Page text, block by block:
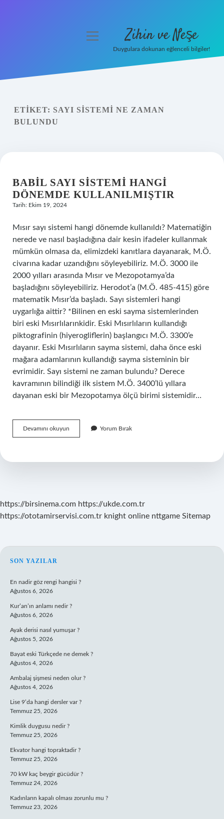
Yasal Uyarı
menüyü
Zihin ve Neşe
Duygulara dokunan eğlenceli bilgiler!
ETIKET: SAYI SISTEMI NE ZAMAN
BULUNDU
BABIL SAYI SISTEMI HANGI
DÖNEMDE KULLANILMIŞTIR
Tarih: Ekim 19, 2024
Mısır sayı sistemi hangi dönemde kullanıldı? Matematiğin
nerede ve nasıl başladığına dair kesin ifadeler kullanmak
mümkün olmasa da, elimizdeki kanıtlara dayanarak, M.Ö.
civarına kadar uzandığını söyleyebiliriz. M.Ö. 3000 ile
2000 yılları arasında Mısır ve Mezopotamya’da
başladığını söyleyebiliriz. Herodot’a (M.Ö. 485-415) göre
matematik Mısır’da başladı. Sayı sistemleri hangi
uygarlığa aittir? *Bilinen en eski sayma sistemlerinden
biri eski Mısırlılarınkidir. Eski Mısırlıların kullandığı
piktografinin (hiyerogliflerin) başlangıcı M.Ö. 3300’e
dayanır. Eski Mısırlıların sayma sistemi, daha önce eski
mağara adamlarının kullandığı sayma sisteminin bir
evrimidir. Sayı sistemi ne zaman bulundu? Derece
kavramının bilindiği ilk sistem M.Ö. 3400’lü yıllara
dayanan eski bir Mezopotamya ölçü birimi sistemidir…
Devamını okuyun
Sayı
Dönemde
Yorum Bırak
https://birsinema.com https://ukde.com.tr
https://ototamirservisi.com.tr knight online nttgame Sitemap
SIDEBAR
SON YAZILAR
En nadir göz rengi hangisi ?
Ağustos 6, 2026
Kur’an’ın anlamı nedir ?
Ağustos 6, 2026
Ayak derisi nasıl yumuşar ?
Ağustos 5, 2026
Bayat eski Türkçede ne demek ?
Ağustos 4, 2026
Ambalaj şişmesi neden olur ?
Ağustos 4, 2026
Lise 9’da hangi dersler var ?
Temmuz 25, 2026
Kimlik duygusu nedir ?
Temmuz 25, 2026
Ekvator hangi topraktadir ?
Temmuz 25, 2026
70 kW kaç beygir gücüdür ?
Temmuz 24, 2026
Kadınların kapalı olması zorunlu mu ?
Temmuz 23, 2026